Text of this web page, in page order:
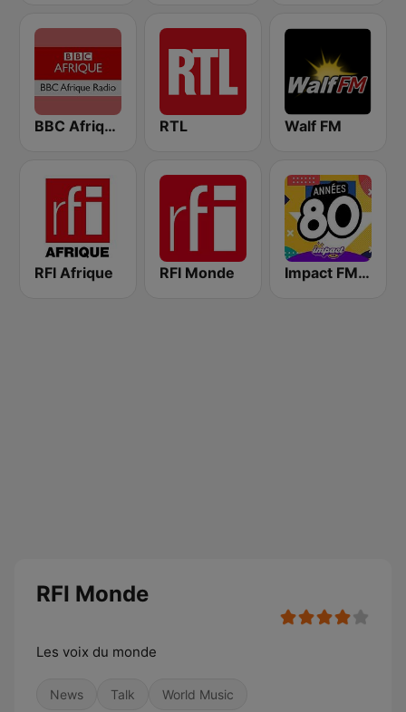
BBC Afrique RTL Walf FM
RFI Afrique RFI Monde Impact FM - Années 80
RFI Monde
Les voix du monde
News Talk World Music